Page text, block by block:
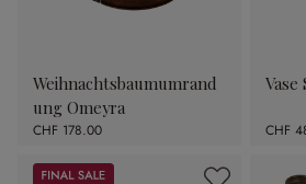
Weihnachtsbaumumrand
ung Omeyra
CHF 178.00
Vase
CHF
Sale